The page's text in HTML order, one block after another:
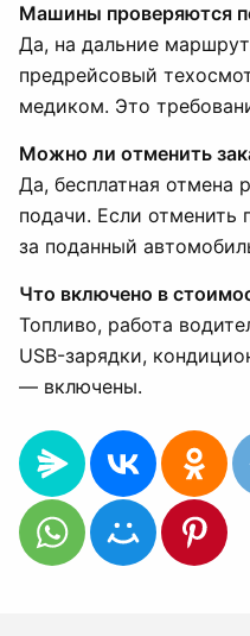
Машины проверяются
Да, на дальние
предрейсовый
медиком. Это
Можно ли отменить
Да, бесплатная отмена
подачи. Если отменить
за поданный
Что включено в
Топливо, работа
USB-зарядки,
— включены.